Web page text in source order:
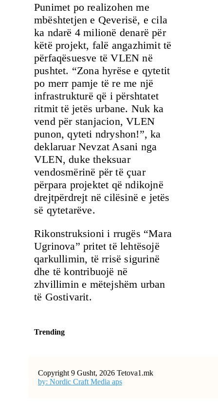
Punimet po realizohen me
mbështetjen e Qeverisë, e cila
ka ndarë 4 milionë denarë për
këtë projekt, falë angazhimit të
përfaqësuesve të VLEN në
pushtet. “Zona hyrëse e qytetit
po merr pamje të re me një
infrastrukturë që i përshtatet
ritmit të jetës urbane. Nuk ka
vend për stanjacion, VLEN
punon, qyteti ndryshon!”, ka
deklaruar Nevzat Asani nga
VLEN, duke theksuar
vendosmërinë për të çuar
përpara projektet që ndikojnë
drejtpërdrejt në cilësinë e jetës
së qytetarëve.
Rikonstruksioni i rrugës “Mara
Ugrinova” pritet të lehtësojë
qarkullimin, të rrisë sigurinë
dhe të kontribuojë në
zhvillimin e mëtejshëm urban
të Gostivarit.
Trending
Copyright 9 Gusht, 2026 Tetova1.mk
by: Nordic Craft Media aps